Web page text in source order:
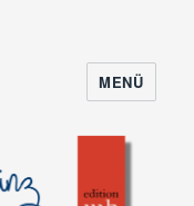
MENÜ